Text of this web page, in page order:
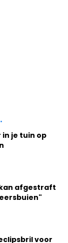
.
je tuin op
afgestraft
voor